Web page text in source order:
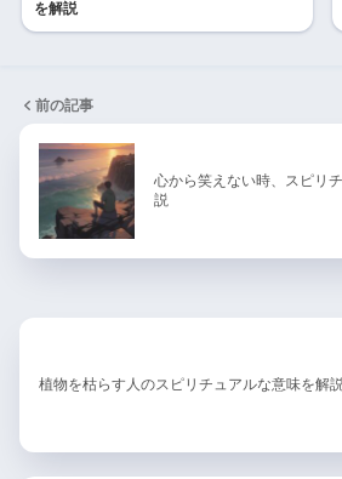
を解説
前の記事
心から笑えない時、スピリ
説
植物を枯らす人のスピリチュアルな意味を解説